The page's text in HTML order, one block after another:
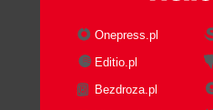
Onepress.pl
Editio.pl
Bezdroza.pl